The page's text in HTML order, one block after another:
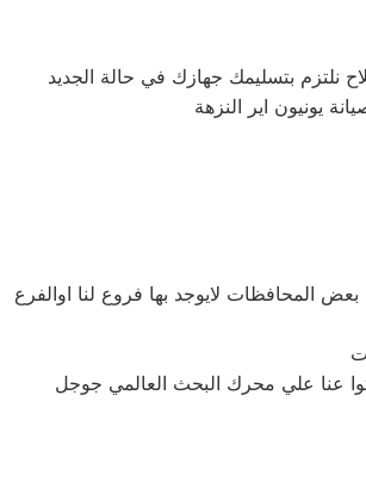
نلتزم بتسليمك جهازك في حالة الجديد
يونيون اير النزهة
المحافظات لايوجد بها فروع لنا اوالفرع
عنا علي محرك البحث العالمي جوجل